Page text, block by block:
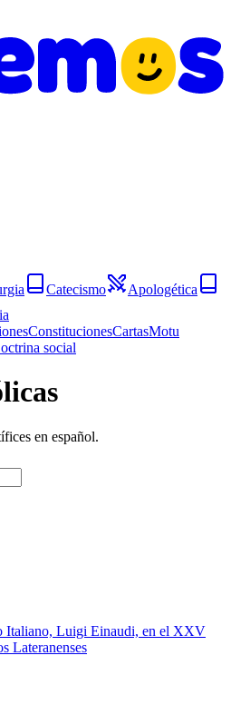
Catecismo
Apologética
ConstitucionesCartasMotu
social
en español.
Italiano, Luigi Einaudi, en el XXV
Lateranenses